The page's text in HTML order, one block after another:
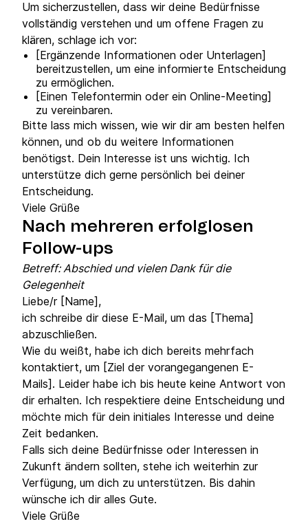
Um sicherzustellen, dass wir deine Bedürfnisse
vollständig verstehen und um offene Fragen zu
klären, schlage ich vor:
[Ergänzende Informationen oder Unterlagen]
bereitzustellen, um eine informierte Entscheidung
zu ermöglichen.
[Einen Telefontermin oder ein Online-Meeting]
zu vereinbaren.
Bitte lass mich wissen, wie wir dir am besten helfen
können, und ob du weitere Informationen
benötigst. Dein Interesse ist uns wichtig. Ich
unterstütze dich gerne persönlich bei deiner
Entscheidung.
Viele Grüße
Nach mehreren erfolglosen
Follow-ups
Betreff: Abschied und vielen Dank für die
Gelegenheit
Liebe/r [Name],
ich schreibe dir diese E-Mail, um das [Thema]
abzuschließen.
Wie du weißt, habe ich dich bereits mehrfach
kontaktiert, um [Ziel der vorangegangenen E-
Mails]. Leider habe ich bis heute keine Antwort von
dir erhalten. Ich respektiere deine Entscheidung und
möchte mich für dein initiales Interesse und deine
Zeit bedanken.
Falls sich deine Bedürfnisse oder Interessen in
Zukunft ändern sollten, stehe ich weiterhin zur
Verfügung, um dich zu unterstützen. Bis dahin
wünsche ich dir alles Gute.
Viele Grüße